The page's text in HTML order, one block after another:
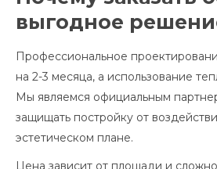
выгодное
Профессиональное
на 2-3 месяца, а использование
Мы являемся официальным
защищать постройку от
эстетическом плане.
Цена зависит от площади и